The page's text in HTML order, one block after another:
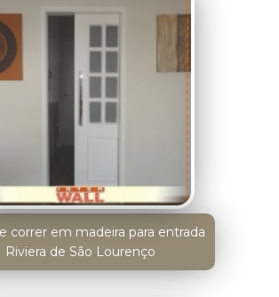
correr em madeira para entrada
Riviera de São Lourenço